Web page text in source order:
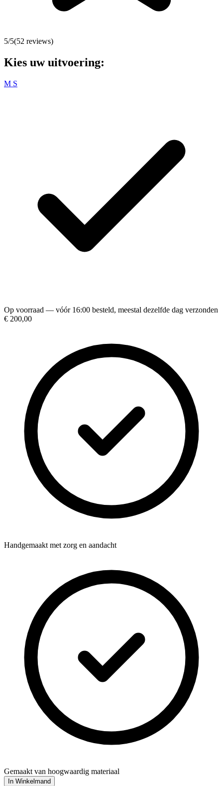
5/5(52 reviews)
Kies uw uitvoering:
M S
Op voorraad — vóór 16:00 besteld, meestal dezelfde dag verzonden
€ 200,00
Handgemaakt met zorg en aandacht
Gemaakt van hoogwaardig materiaal
In Winkelmand